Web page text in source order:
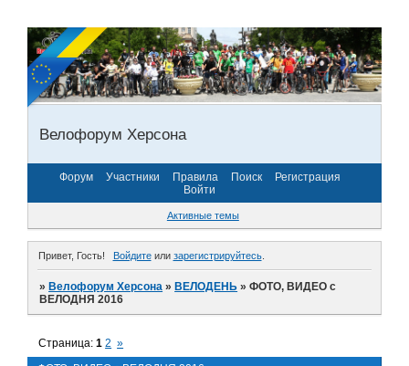
Велофорум Херсона
Форум Участники Правила Поиск
Регистрация
Войти
Активные темы
Привет, Гость! Войдитеили зарегистрируйтесь.
»Велофорум Херсона »ВЕЛОДЕНЬ »ФОТО, ВИДЕО с
ВЕЛОДНЯ 2016
Страница:1 2 »